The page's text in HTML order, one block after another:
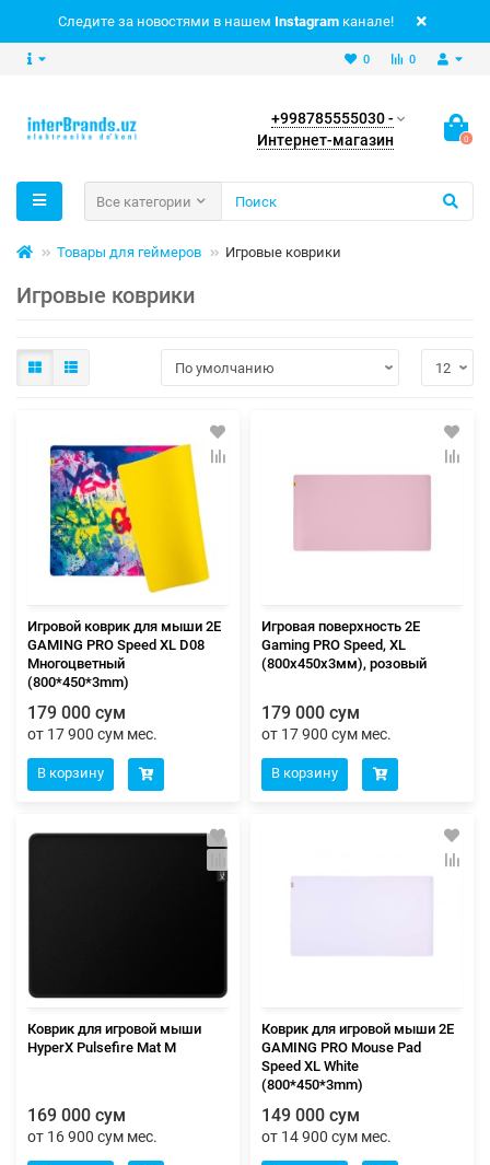
Следите за новостями в нашем Instagram канале!
0
0
+998785555030 -
Интернет-магазин
0
Все категории
Товары для геймеров Игровые коврики
Игровые коврики
Игровой коврик для мыши 2E
GAMING PRO Speed XL D08
Многоцветный
(800*450*3mm)
179 000 сум
от 17 900 сум мес.
В корзину
Игровая поверхность 2E
Gaming PRO Speed, XL
(800x450x3мм), розовый
179 000 сум
от 17 900 сум мес.
В корзину
Коврик для игровой мыши
HyperX Pulsefire Mat M
169 000 сум
от 16 900 сум мес.
Коврик для игровой мыши 2E
GAMING PRO Mouse Pad
Speed XL White
(800*450*3mm)
149 000 сум
от 14 900 сум мес.